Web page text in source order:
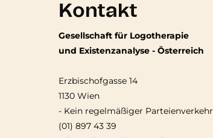
Kontakt
Gesellschaft für Logotherapie
und Existenzanalyse - Österreich
Erzbischofgasse 14
1130 Wien
- Kein regelmäßiger Parteienverkehr
(01) 897 43 39